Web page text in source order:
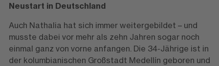
Neustart in Deutschland
Auch Nathalia hat sich immer weitergebildet – und
musste dabei vor mehr als zehn Jahren sogar noch
einmal ganz von vorne anfangen. Die 34-Jährige ist in
der kolumbianischen Großstadt Medellín geboren und